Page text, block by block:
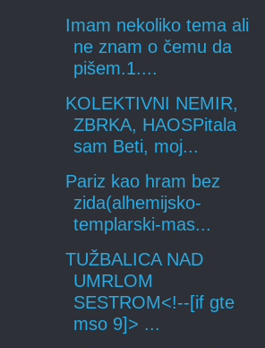
Imam nekoliko tema ali
ne znam o čemu da
pišem.1....
KOLEKTIVNI NEMIR,
ZBRKA, HAOSPitala
sam Beti, moj...
Pariz kao hram bez
zida(alhemijsko-
templarski-mas...
TUŽBALICA NAD
UMRLOM
SESTROM<!--[if gte
mso 9]> ...